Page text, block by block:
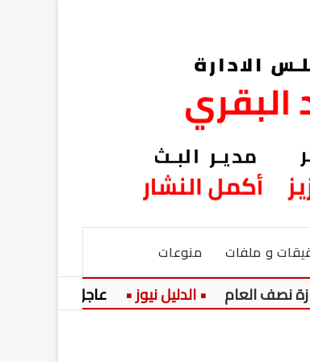
و ملفات منوعات
عاجل: